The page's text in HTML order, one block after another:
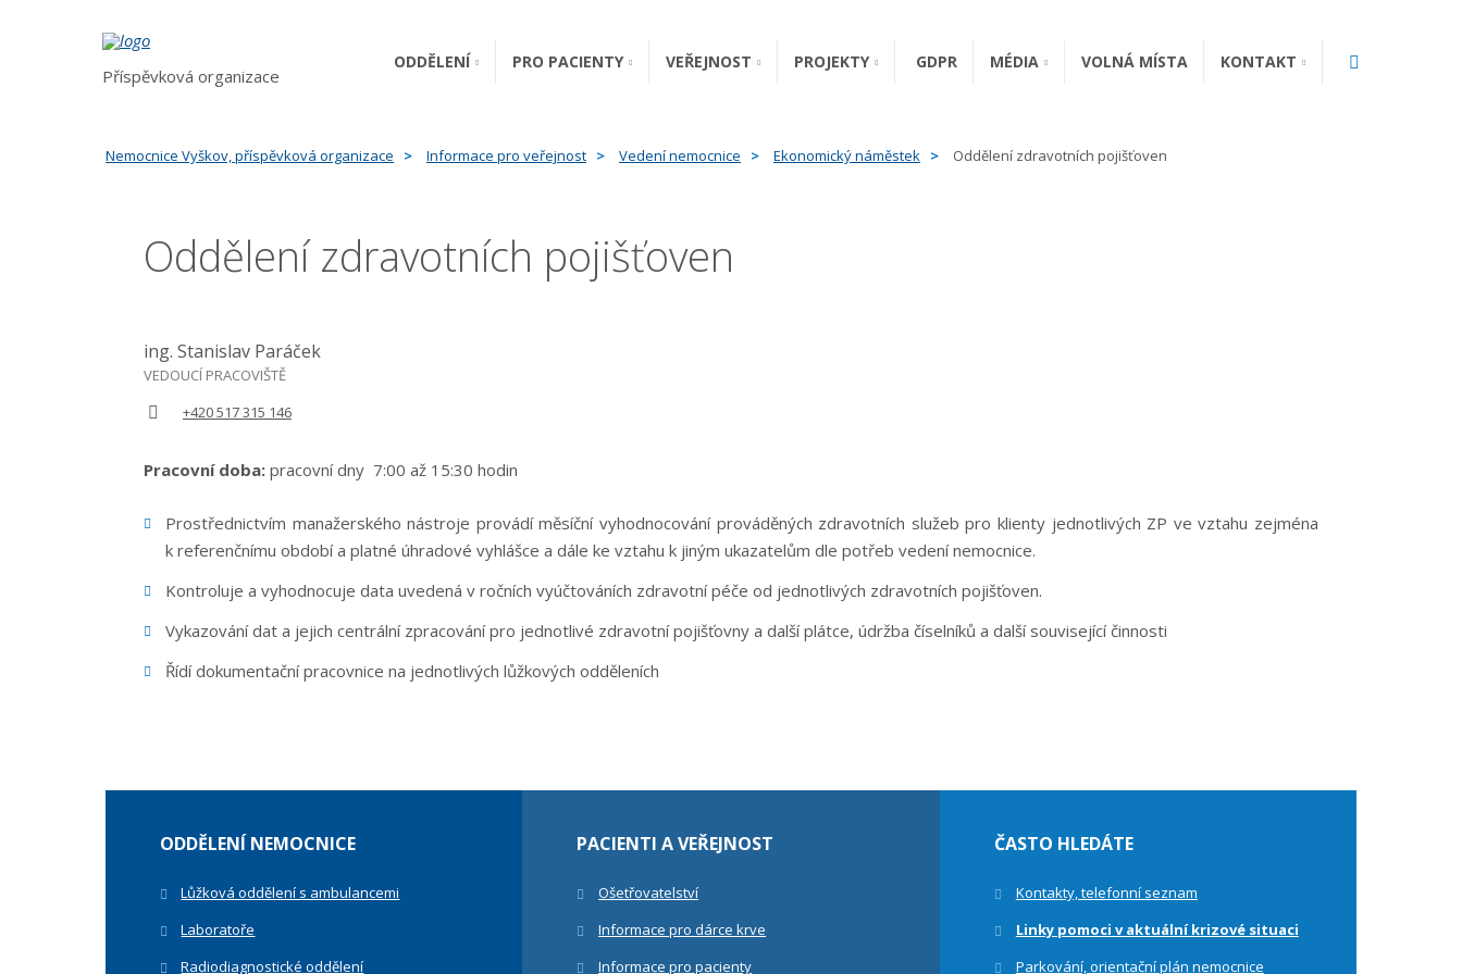
Příspěvková organizace
ODDĚLENÍ PRO PACIENTY VEŘEJNOST PROJEKTY GDPR MÉDIA VOLNÁ MÍSTA KONTAKT
Nemocnice Vyškov, příspěvková organizace Informace pro veřejnost Vedení nemocnice Ekonomický náměstek Oddělení zdravotních pojišťoven
Oddělení zdravotních pojišťoven
ing. Stanislav Paráček
VEDOUCÍ PRACOVIŠTĚ
+420 517 315 146
Pracovní doba: pracovní dny 7:00 až 15:30 hodin
Prostřednictvím manažerského nástroje provádí měsíční vyhodnocování prováděných zdravotních služeb pro klienty jednotlivých ZP ve vztahu zejména
k referenčnímu období a platné úhradové vyhlášce a dále ke vztahu k jiným ukazatelům dle potřeb vedení nemocnice.
Kontroluje a vyhodnocuje data uvedená v ročních vyúčtováních zdravotní péče od jednotlivých zdravotních pojišťoven.
Vykazování dat a jejich centrální zpracování pro jednotlivé zdravotní pojišťovny a další plátce, údržba číselníků a další související činnosti
Řídí dokumentační pracovnice na jednotlivých lůžkových odděleních
ODDĚLENÍ NEMOCNICE
Lůžková oddělení s ambulancemi
Laboratoře
Radiodiagnostické oddělení
PACIENTI A VEŘEJNOST
Ošetřovatelství
Informace pro dárce krve
Informace pro pacienty
ČASTO HLEDÁTE
Kontakty, telefonní seznam
Linky pomoci v aktuální krizové situaci
Parkování, orientační plán nemocnice